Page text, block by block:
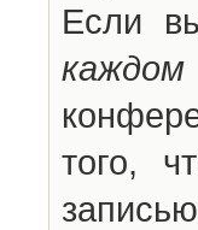
Если
того,